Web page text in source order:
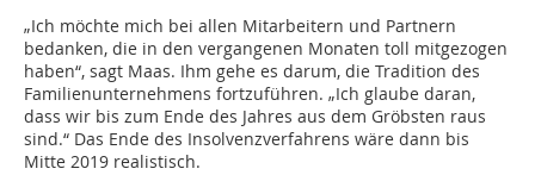
„Ich möchte mich bei allen Mitarbeitern und Partnern
bedanken, die in den vergangenen Monaten toll mitgezogen
haben“, sagt Maas. Ihm gehe es darum, die Tradition des
Familienunternehmens fortzuführen. „Ich glaube daran,
dass wir bis zum Ende des Jahres aus dem Gröbsten raus
sind.“ Das Ende des Insolvenzverfahrens wäre dann bis
Mitte 2019 realistisch.